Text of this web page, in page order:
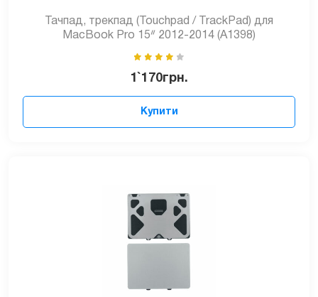
Тачпад, трекпад (Touchpad / TrackPad) для
MacBook Pro 15ᐥ 2012-2014 (A1398)
1`170грн.
Купити